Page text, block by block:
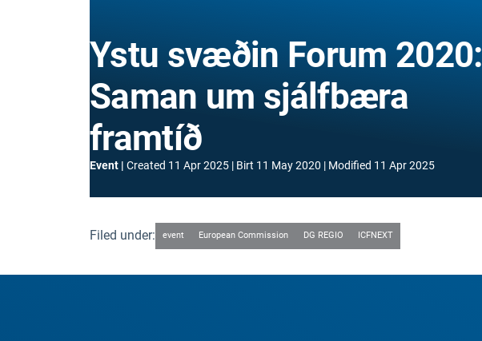
Ystu svæðin Forum 2020:
Saman um sjálfbæra
framtíð
Event Created 11 Apr 2025 Birt 11 May 2020 Modified 11 Apr 2025
Filed under: event European Commission DG REGIO ICFNEXT